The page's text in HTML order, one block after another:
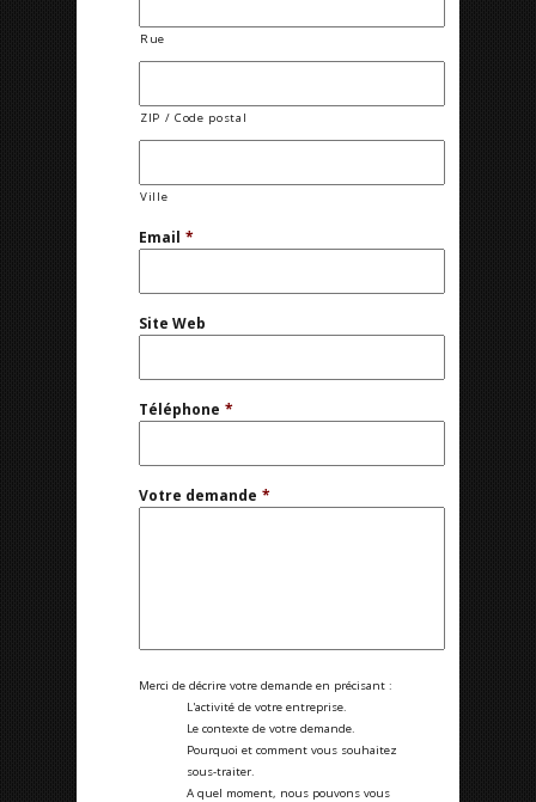
Rue
ZIP / Code postal
Ville
Email *
Site Web
Téléphone *
Votre demande *
Merci de décrire votre demande en précisant :
L'activité de votre entreprise.
Le contexte de votre demande.
Pourquoi et comment vous souhaitez
sous-traiter.
A quel moment, nous pouvons vous